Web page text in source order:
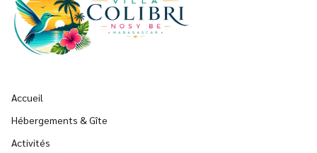
Accueil
Hébergements & Gîte
Activités